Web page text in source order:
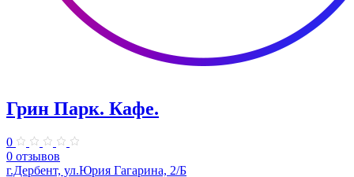
Грин Парк. Кафе.
0
0 отзывов
г.Дербент, ул.Юрия Гагарина, 2/Б